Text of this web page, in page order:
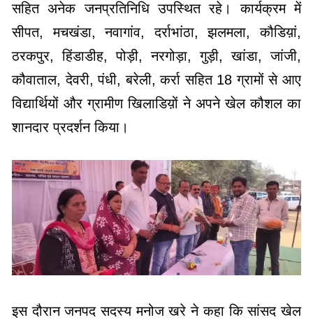
सहित अनेक जनप्रतिनिधि उपस्थित रहे। कार्यक्रम में
सीपत, मचखंडा, नवागांव, दर्राभांठा, झलमला, कौडिय़ां,
ठरकपुर, हिंडाडीह, पोड़ी, नरगोड़ा, गुड़ी, खांडा, जांजी,
कौवाताल, देवरी, पंधी, बरेली, कर्रा सहित 18 ग्रामों से आए
विद्यार्थियों और ग्रामीण खिलाडिय़ों ने अपने खेल कौशल का
शानदार प्रदर्शन किया।
इस दौरान जनपद सदस्य मनोज खरे ने कहा कि सांसद खेल